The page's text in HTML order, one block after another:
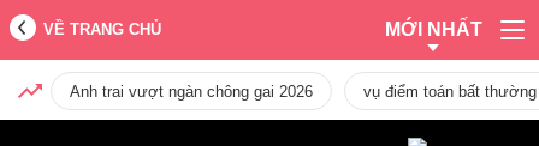
VỀ TRANG CHỦ MỚI NHẤT
Anh trai vượt ngàn chông gai 2026 vụ điểm toán bất